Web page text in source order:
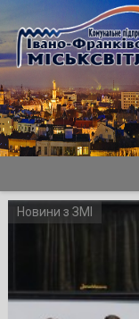
to
content
Новини з ЗМІ